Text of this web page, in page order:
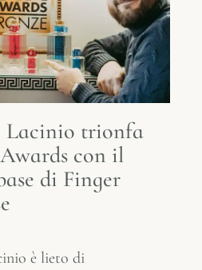
trionfa
con il
di Finger
è lieto di